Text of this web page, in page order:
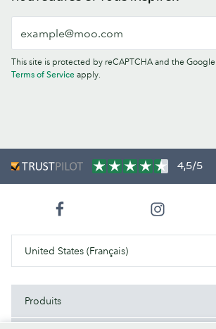
This site is protected by reCAPTCHA and the Google
Terms of Service apply.
4,5/5
United States (Français)
Produits